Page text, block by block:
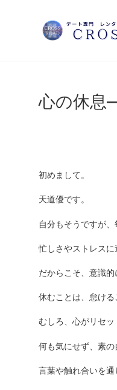
CAST
心の休息
初めまして。
天道優です。
自分もそうですが
忙しさやストレスに
だからこそ、意識的
休むことは、怠ける
むしろ、心がリセッ
何も気にせず、素の
言葉や触れ合いを通